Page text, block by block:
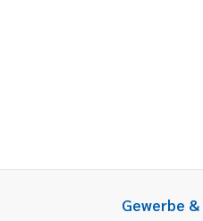
Gewerbe &